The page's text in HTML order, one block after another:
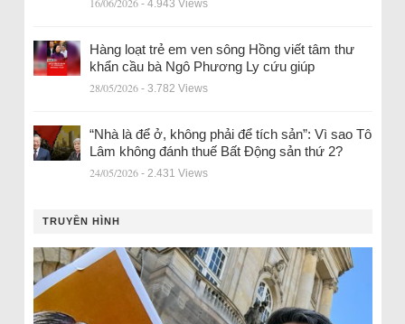
- 4.943 Views
Hàng loạt trẻ em ven sông Hồng viết tâm thư
khẩn cầu bà Ngô Phương Ly cứu giúp
28/05/2026 - 3.782 Views
“Nhà là để ở, không phải để tích sản”: Vì sao Tô
Lâm không đánh thuế Bất Động sản thứ 2?
24/05/2026 - 2.431 Views
TRUYỀN HÌNH